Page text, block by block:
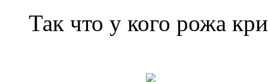
Так что у кого рожа